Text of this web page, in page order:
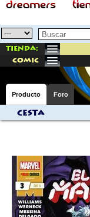
Tienda:
comic
Producto Foro
Cesta